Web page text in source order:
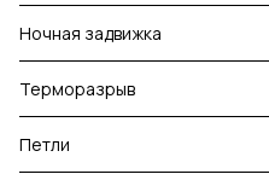
Ночная задвижка
Терморазрыв
Петли